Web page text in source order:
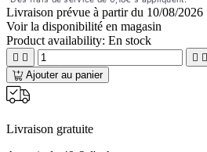
Livraison prévue à partir du 10/08/2026
Voir la disponibilité en magasin
Product availability: En stock
   
Ajouter au panier
Livraison gratuite